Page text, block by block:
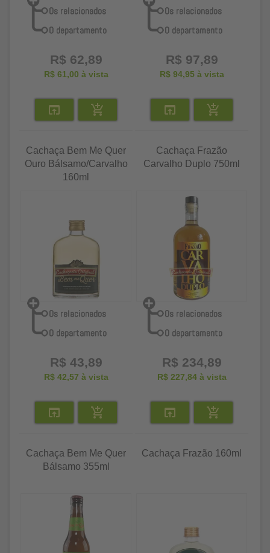
R$ 62,89
R$ 61,00 à vista
R$ 97,89
R$ 94,95à vista
Cachaça Bem Me Quer
Ouro Bálsamo/Carvalho
160ml
R$ 43,89
R$ 42,57 à vista
Cachaça Frazão
Carvalho Duplo 750ml
R$ 234,89
R$ 227,84à vista
Cachaça Bem Me Quer
Bálsamo 355ml
Cachaça Frazão 160ml